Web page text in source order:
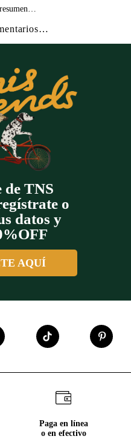
de TNS
o
datos y
AQUÍ
Paga en línea
o en efectivo